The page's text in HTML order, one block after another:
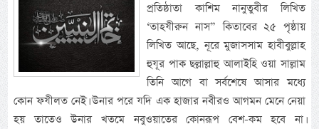
প্রতিষ্ঠাতা কাশিম নানুতুবীর লিখিত
‘তাহযীরুন নাস” কিতাবের ২৫ পৃষ্ঠায়
লিখিত আছে, নূরে মুজাসসাম হাবীবুল্লাহ
হুযূর পাক ছল্লাল্লাহু আলাইহি ওয়া সাল্লাম
তিনি আগে বা সর্বশেষে আসার মধ্যে
কোন ফযীলত নেই। উনার পরে যদি এক হাজার নবীরও আগমন মেনে নেয়া
হয় তাতেও উনার খতমে নবুওয়াতের কোনরূপ বেশ-কম হবে না।